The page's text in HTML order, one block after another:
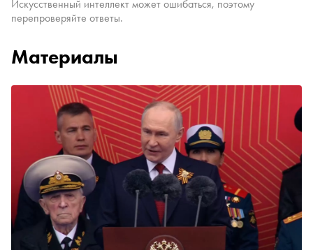
Искусственный интеллект может ошибаться, поэтому
перепроверяйте ответы.
Материалы